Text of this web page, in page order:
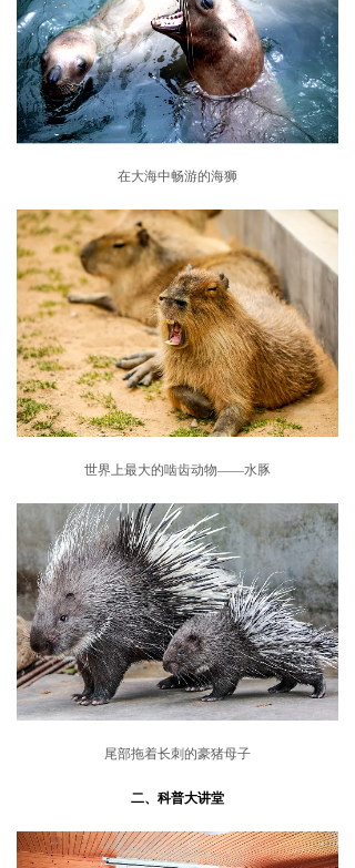
在大海中畅游的海狮
世界上最大的啮齿动物——水豚
尾部拖着长刺的豪猪母子
二、科普大讲堂